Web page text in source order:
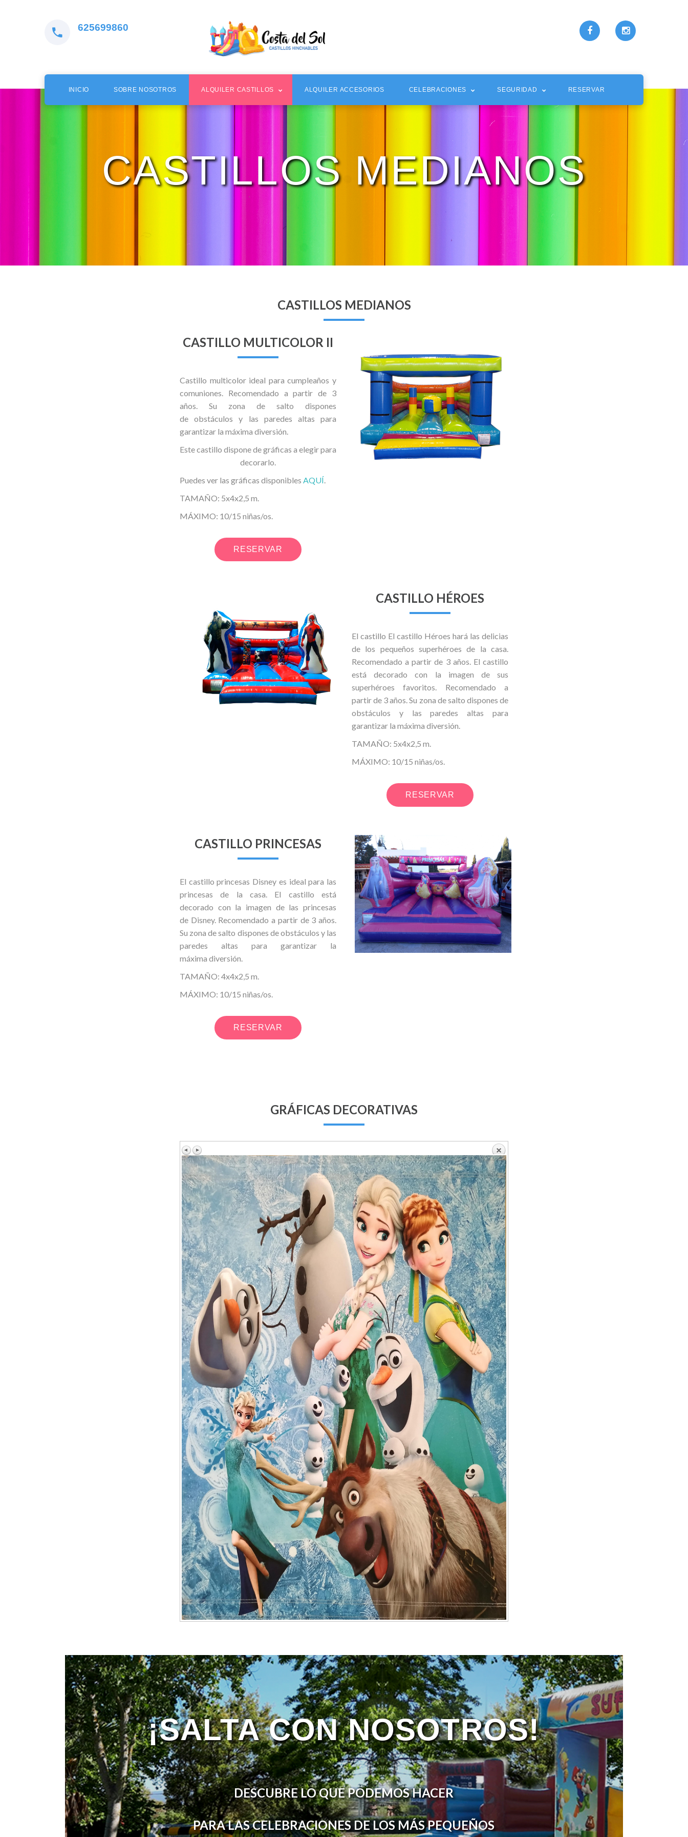
625699860
INICIO SOBRE NOSOTROS ALQUILER CASTILLOS ALQUILER ACCESORIOS CELEBRACIONES SEGURIDAD RESERVAR
CASTILLOS MEDIANOS
CASTILLOS MEDIANOS
CASTILLO MULTICOLOR II
Castillo multicolor ideal para cumpleaños y
comuniones. Recomendado a partir de 3
años. Su zona de salto dispones
deobstáculos y las paredes altas para
garantizar la máxima diversión.
Este castillo dispone de gráficas a elegir para
decorarlo.
Puedes ver las gráficas disponibles AQUÍ.
TAMAÑO: 5x4x2,5 m.
MÁXIMO: 10/15 niñas/os.
RESERVAR
CASTILLO HÉROES
El castillo El castillo Héroes hará las delicias
de los pequeños superhéroes de la casa.
Recomendado a partir de 3 años. El castillo
está decorado con la imagen de sus
superhéroes favoritos. Recomendado a
partir de 3 años. Su zona de salto dispones de
obstáculos y las paredes altas para
garantizar la máxima diversión.
TAMAÑO: 5x4x2,5 m.
MÁXIMO: 10/15 niñas/os.
RESERVAR
CASTILLO PRINCESAS
El castillo princesas Disney es ideal para las
princesas de la casa. El castillo está
decorado con la imagen de las princesas
de Disney. Recomendado a partir de 3 años.
Su zona de salto dispones de obstáculos y las
paredes altas para garantizar la
máxima diversión.
TAMAÑO: 4x4x2,5 m.
MÁXIMO: 10/15 niñas/os.
RESERVAR
GRÁFICAS DECORATIVAS
¡SALTA CON NOSOTROS!
DESCUBRE LO QUE PODEMOS HACER
PARA LAS CELEBRACIONES DE LOS MÁS PEQUEÑOS